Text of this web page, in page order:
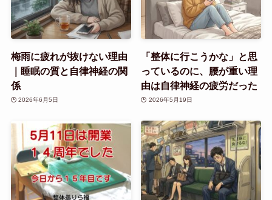
梅雨に疲れが抜けない理由
｜睡眠の質と自律神経の関
係
2026年6月5日
「整体に行こうかな」と思
っているのに、腰が重い理
由は自律神経の疲労だった
2026年5月19日